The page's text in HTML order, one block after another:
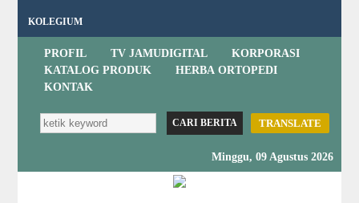
KOLEGIUM
PROFIL TV JAMUDIGITAL
KORPORASI
KATALOG PRODUK
HERBA ORTOPEDI
KONTAK
TRANSLATE
Minggu, 09 Agustus 2026